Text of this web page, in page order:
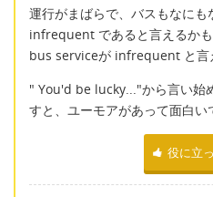
運行がまばらで、バスもなにも
infrequent であると言えるか
bus serviceが infrequent と言
" You'd be lucky..."から言い始
すと、ユーモアがあって面白い
役に立